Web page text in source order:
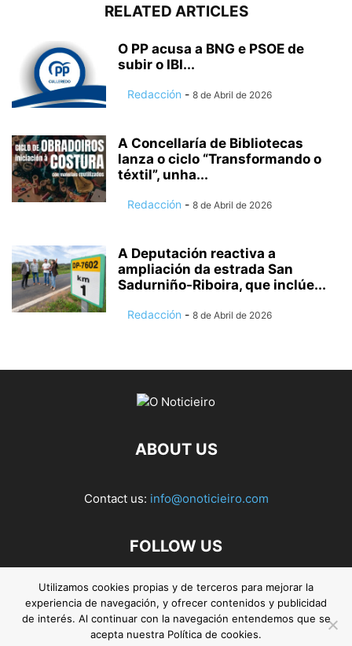
RELATED ARTICLES
O PP acusa a BNG e PSOE de
subir o IBI...
Redacción - 8 de Abril de 2026
A Concellaría de Bibliotecas
lanza o ciclo “Transformando o
téxtil”, unha...
Redacción - 8 de Abril de 2026
A Deputación reactiva a
ampliación da estrada San
Sadurniño-Riboira, que inclúe...
Redacción - 8 de Abril de 2026
ABOUT US
Contact us: info@onoticieiro.com
FOLLOW US
Utilizamos cookies propias y de terceros para mejorar la
experiencia de navegación, y ofrecer contenidos y publicidad
de interés. Al continuar con la navegación entendemos que se
acepta nuestra Política de cookies.